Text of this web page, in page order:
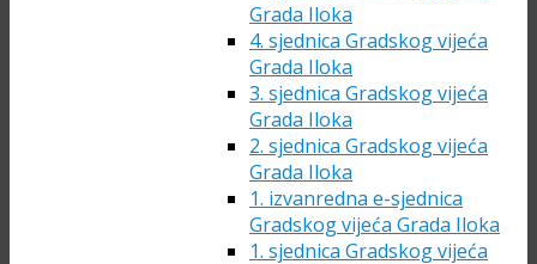
Grada Iloka
4. sjednica Gradskog vijeća
Grada Iloka
3. sjednica Gradskog vijeća
Grada Iloka
2. sjednica Gradskog vijeća
Grada Iloka
1. izvanredna e-sjednica
Gradskog vijeća Grada Iloka
1. sjednica Gradskog vijeća